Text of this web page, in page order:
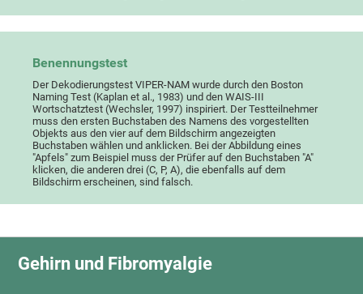
Benennungstest
Der Dekodierungstest VIPER-NAM wurde durch den Boston
Naming Test (Kaplan et al., 1983) und den WAIS-III
Wortschatztest (Wechsler, 1997) inspiriert. Der Testteilnehmer
muss den ersten Buchstaben des Namens des vorgestellten
Objekts aus den vier auf dem Bildschirm angezeigten
Buchstaben wählen und anklicken. Bei der Abbildung eines
"Apfels" zum Beispiel muss der Prüfer auf den Buchstaben "A"
klicken, die anderen drei (C, P, A), die ebenfalls auf dem
Bildschirm erscheinen, sind falsch.
Gehirn und Fibromyalgie